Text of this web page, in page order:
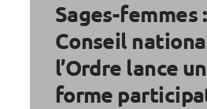
Sages-femmes
Conseil
l’Ordre lance
forme